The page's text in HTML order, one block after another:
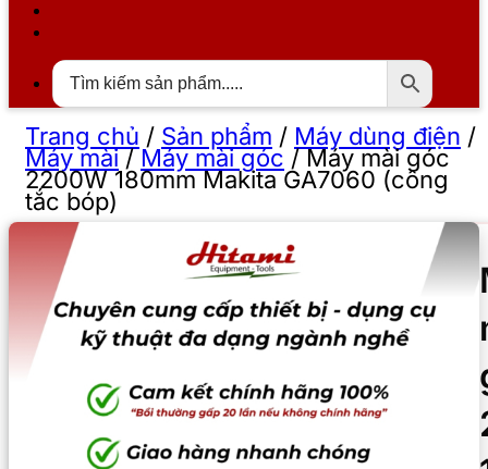
Trang chủ / Sản phẩm / Máy dùng điện /
Máy mài/Máy mài góc /Máy mài góc
2200W 180mm Makita GA7060 (công
tắc bóp)